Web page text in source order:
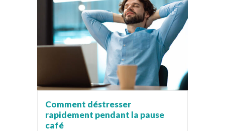
Comment déstresser
rapidement pendant la pause
café